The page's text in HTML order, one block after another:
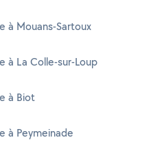
à Mouans-Sartoux
à La Colle-sur-Loup
à Biot
à Peymeinade